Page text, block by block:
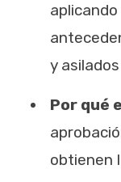
y
Por qué
obtienen